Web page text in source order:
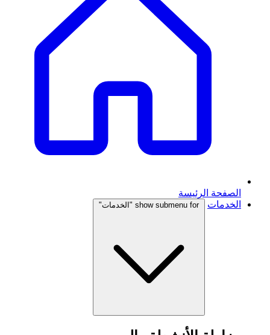
الصفحة الرئيسة
الخدمات
show submenu for "الخدمات"